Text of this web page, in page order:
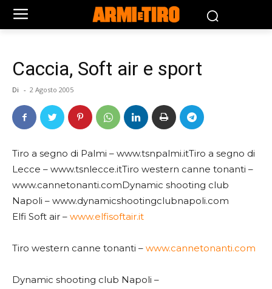
Caccia, Soft air e sport
Di - 2 Agosto 2005
Tiro a segno di Palmi – www.tsnpalmi.itTiro a segno di
Lecce – www.tsnlecce.itTiro western canne tonanti –
www.cannetonanti.comDynamic shooting club
Napoli – www.dynamicshootingclubnapoli.com
Elfi Soft air – www.elfisoftair.it
Tiro western canne tonanti – www.cannetonanti.com
Dynamic shooting club Napoli –